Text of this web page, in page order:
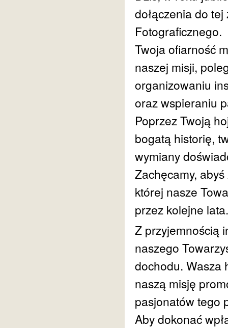
dołączenia do
Fotograficznego.
Twoja ofiarność
naszej misji,
organizowaniu
oraz wspieraniu
Poprzez Twoją
bogatą historię,
wymiany
Zachęcamy,
której nasze
przez kolejne lata.
Z przyjemnością
naszego
dochodu. Wasza
naszą misję
pasjonatów tego
Aby dokonać